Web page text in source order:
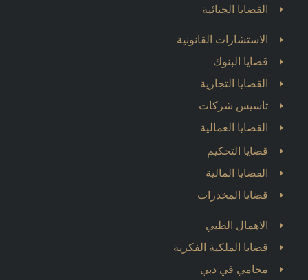
القضايا الجنائية
الاستشارات القانونية
قضايا البنوك
القضايا التجارية
تاسيس شركات
القضايا العمالية
قضايا التحكيم
القضايا المالية
قضايا المخدرات
الاهمال الطبي
قضايا الملكية الفكرية
محامي في دبي